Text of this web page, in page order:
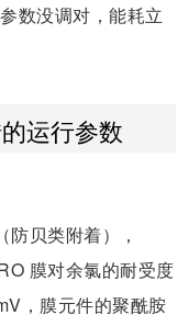
数没调对，能耗立
运行参数
贝类附着），
膜对余氯的耐受度
，膜元件的聚酰胺